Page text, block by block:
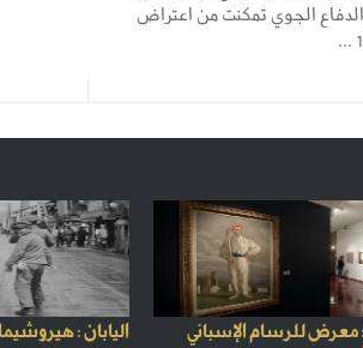
الجوي تمكنت من اعتراض
معرض للرسام الإسباني
اليابان :